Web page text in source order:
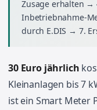
Zusage erhalten →
Inbetriebnahme-
durch E.DIS → 7.
30 Euro jährlich
Kleinanlagen bis 7
ist ein Smart Meter